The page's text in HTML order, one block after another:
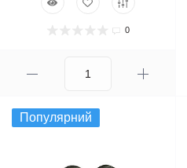
0
Популярний